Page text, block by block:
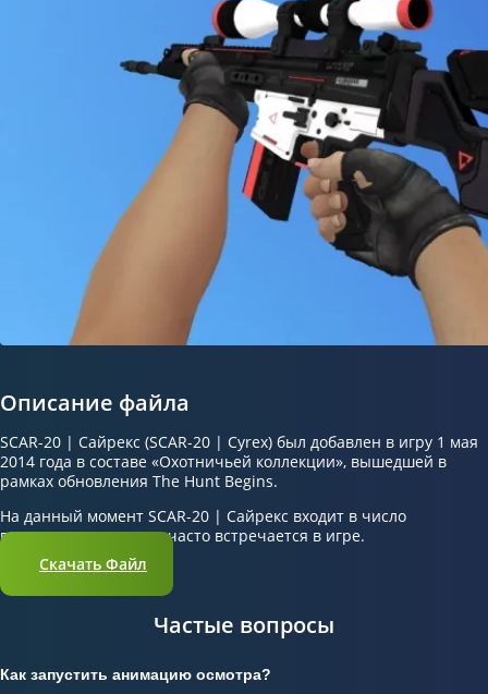
Описание файла
SCAR-20 | Сайрекс (SCAR-20 | Cyrex) был добавлен в игру 1 мая
2014 года в составе «Охотничьей коллекции», вышедшей в
рамках обновления The Hunt Begins.
На данный момент SCAR-20 | Сайрекс входит в число
популярных скинов и часто встречается в игре.
Скачать Файл
Частые вопросы
Как запустить анимацию осмотра?